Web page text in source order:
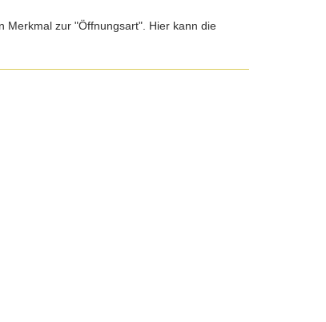
Merkmal zur "Öffnungsart". Hier kann die